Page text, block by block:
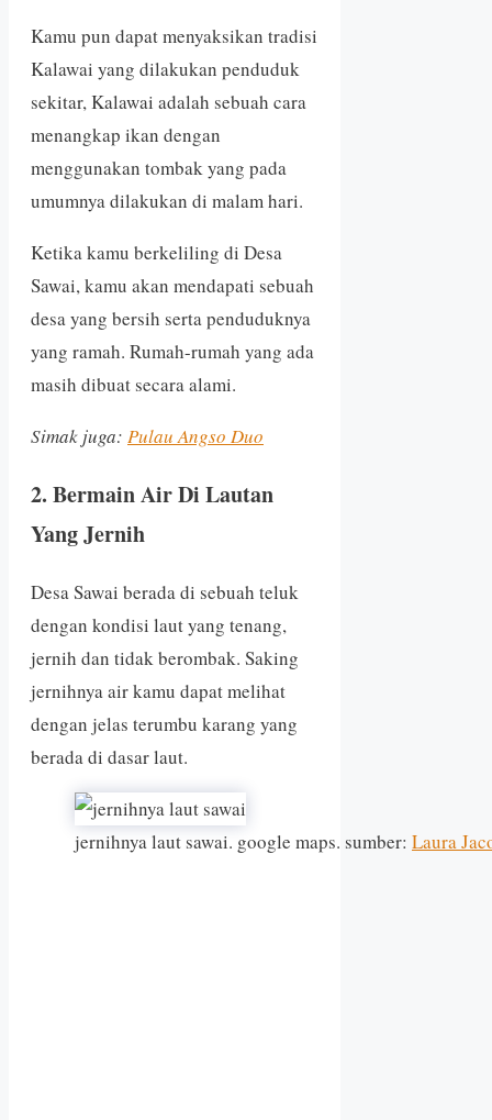
Kamu pun dapat menyaksikan tradisi
Kalawai yang dilakukan penduduk
sekitar, Kalawai adalah sebuah cara
menangkap ikan dengan
menggunakan tombak yang pada
umumnya dilakukan di malam hari.
Ketika kamu berkeliling di Desa
Sawai, kamu akan mendapati sebuah
desa yang bersih serta penduduknya
yang ramah. Rumah-rumah yang ada
masih dibuat secara alami.
Simak juga: Pulau Angso Duo
2. Bermain Air Di Lautan
Yang Jernih
Desa Sawai berada di sebuah teluk
dengan kondisi laut yang tenang,
jernih dan tidak berombak. Saking
jernihnya air kamu dapat melihat
dengan jelas terumbu karang yang
berada di dasar laut.
jernihnya laut sawai. google maps. sumber: Laura